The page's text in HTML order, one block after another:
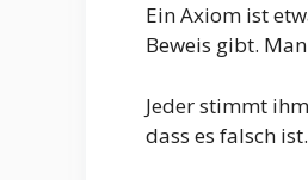
Ein Axiom ist
Beweis gibt.
Jeder stimmt
dass es falsch ist.